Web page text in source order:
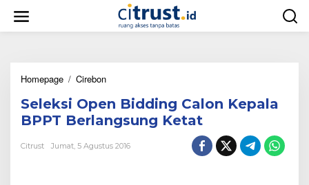
w
Homepage / Cirebon
l
e
k
i
Seleksi Open Bidding Calon Kepala
BPPT Berlangsung Ketat
Citrust Jumat, 5 Agustus 2016